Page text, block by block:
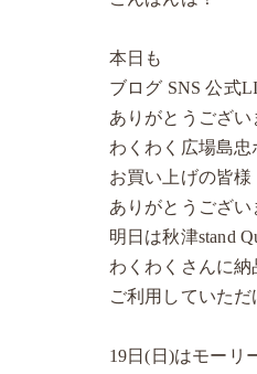
本日も
ブログ SNS 公式
ありがとうござい
わくわく広場島
お買い上げの皆様
ありがとうござい
明日は秋津stand
わくわくさんに
ご利用していた
19日(日)はモーリ